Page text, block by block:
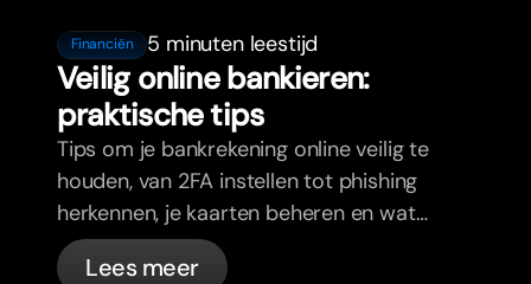
Financiën 5 minuten leestijd
Veilig online bankieren:
praktische tips
Tips om je bankrekening online veilig te
houden, van 2FA instellen tot phishing
herkennen, je kaarten beheren en wat
bunq automatisch voor je regelt.
Lees meer